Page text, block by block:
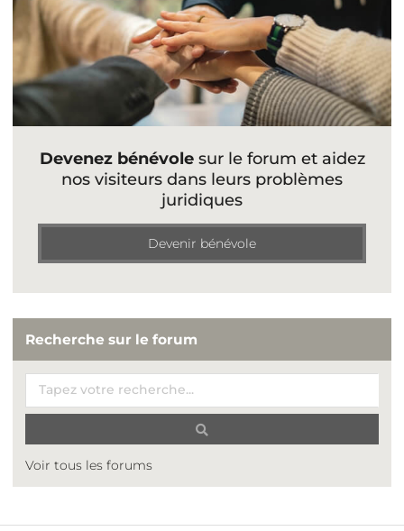
Devenez bénévolesur le forum et aidez
nos visiteurs dans leurs problèmes
juridiques
Devenir bénévole
Recherche sur le forum
Voir tous les forums